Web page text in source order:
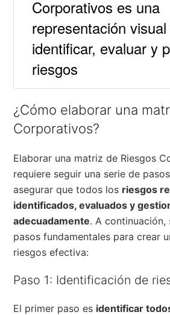
Corporativos es una
representación
identificar, evaluar y
riesgos
¿Cómo elaborar una
Corporativos?
Elaborar una matriz de Riesgos
requiere seguir una serie de
asegurar que todos los riesgos
identificados, evaluados y
adecuadamente. A continuación,
pasos fundamentales para crear
riesgos efectiva:
Paso 1: Identificación de
El primer paso es identificar